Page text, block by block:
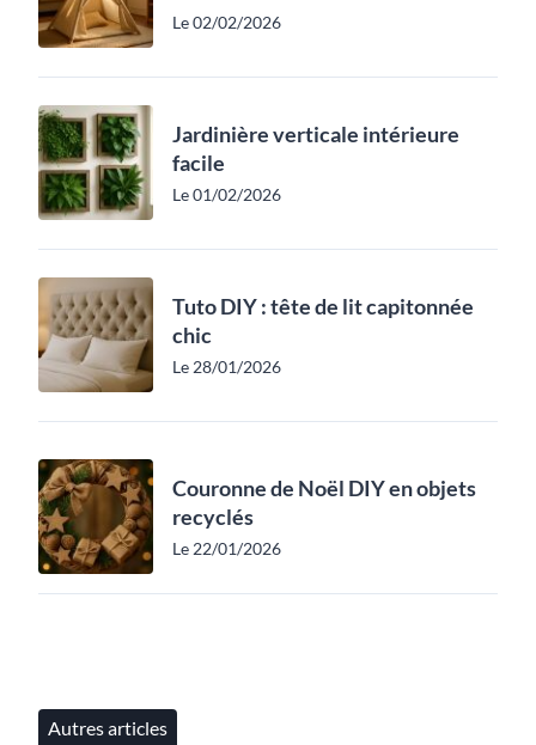
Le 02/02/2026
Jardinière verticale intérieure
facile
Le 01/02/2026
Tuto DIY : tête de lit capitonnée
chic
Le 28/01/2026
Couronne de Noël DIY en objets
recyclés
Le 22/01/2026
Autres articles